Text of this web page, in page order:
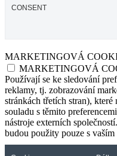
CONSENT
MARKETINGOVÁ
MARKETINGOVÁ
Používají se ke sledování
reklamy, tj. zobrazování
stránkách třetích stran),
souladu s těmito
nástroje externích
budou použity pouze s vaším